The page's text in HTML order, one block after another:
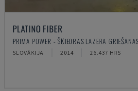
PLATINO FIBER
PRIMA POWER - ŠĶIEDRAS LĀZERA
SLOVĀKIJA 2014 26.437 HRS